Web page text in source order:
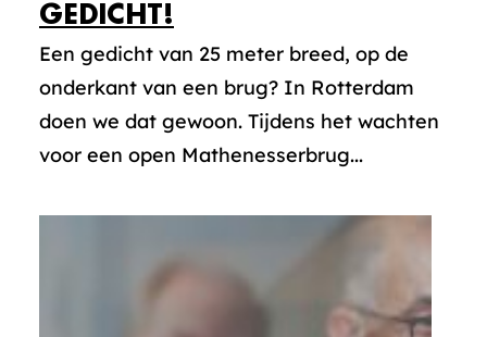
GEDICHT!
Een gedicht van 25 meter breed, op de
onderkant van een brug? In Rotterdam
doen we dat gewoon. Tijdens het wachten
voor een open Mathenesserbrug...